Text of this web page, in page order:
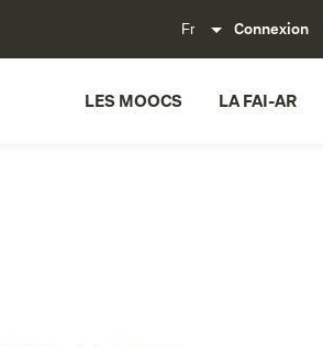
Connexion
LES MOOCS LA FAI-AR